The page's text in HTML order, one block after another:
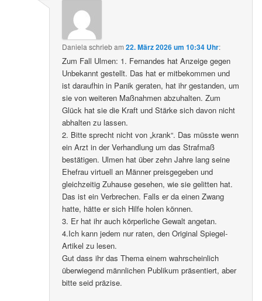
Daniela schriebam22. März 2026 um 10:34 Uhr:
Zum Fall Ulmen: 1. Fernandes hat Anzeige gegen
Unbekannt gestellt. Das hat er mitbekommen und
ist daraufhin in Panik geraten, hat ihr gestanden, um
sie von weiteren Maßnahmen abzuhalten. Zum
Glück hat sie die Kraft und Stärke sich davon nicht
abhalten zu lassen.
2. Bitte sprecht nicht von „krank“. Das müsste wenn
ein Arzt in der Verhandlung um das Strafmaß
bestätigen. Ulmen hat über zehn Jahre lang seine
Ehefrau virtuell an Männer preisgegeben und
gleichzeitig Zuhause gesehen, wie sie gelitten hat.
Das ist ein Verbrechen. Falls er da einen Zwang
hatte, hätte er sich Hilfe holen können.
3. Er hat ihr auch körperliche Gewalt angetan.
4.Ich kann jedem nur raten, den Original Spiegel-
Artikel zu lesen.
Gut dass ihr das Thema einem wahrscheinlich
überwiegend männlichen Publikum präsentiert, aber
bitte seid präzise.